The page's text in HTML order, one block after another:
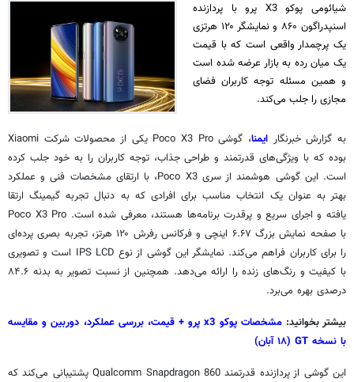
شیائومی پوکو X3 پرو با پردازنده
اسنپدراگون ۸۶۰ و نمایشگر ۱۲۰ هرتزی
یک پرچمدار واقعی است که با قیمت
یک میان رده به بازار عرضه شده است
و همین مسئله توجه کاربران فضای
مجازی را جلب می‌کند.
به گزارش خبرنگار ایمنا
، گوشی Poco X3 Pro یکی از محصولات شرکت Xiaomi
بوده که با ویژگی‌های قدرتمند و طراحی جذاب، توجه کاربران را به خود جلب کرده
است. این گوشی هوشمند از سری Poco X3، با ارتقای مشخصات فنی و عملکرد
بهتر به عنوان یک انتخاب مناسب برای افرادی که به دنبال تجربه گیمینگ ارتقا
یافته و اجرای سریع و پرقدرت برنامه‌ها هستند، معرفی شده است. Poco X3 Pro
با صفحه نمایش بزرگ ۶.۶۷ اینچی و فرکانس رفرش ۱۲۰ هرتز، تجربه بصری پرده‌ای
را برای کاربران فراهم می‌کند. نمایشگر این گوشی از نوع IPS LCD است و تصویری
با کیفیت و رنگ‌های زنده را ارائه می‌دهد. همچنین از نسبت تصویر به بدنه ۸۴.۶
درصدی بهره می‌برد.
بیشتر بخوانید:
مشخصات پوکو x3 پرو + قیمت، بررسی عملکرد، دوربین و مقایسه
با نسخه GT (۱۸ آبان)
این گوشی از پردازنده قدرتمند Qualcomm Snapdragon 860 پشتیبانی می‌کند که